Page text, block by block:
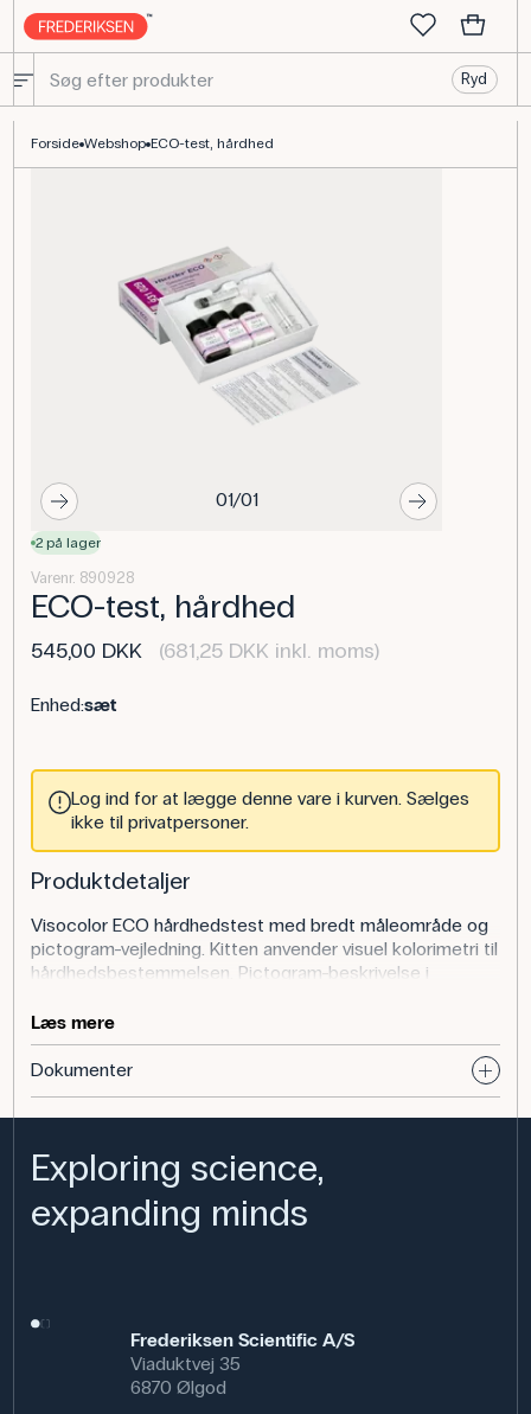
Ryd
Forside Webshop ECO-test, hårdhed
01/01
2 på lager
Varenr. 890928
ECO-test, hårdhed
545,00 DKK (681,25 DKK inkl. moms)
Enhed:sæt
Log ind for at lægge denne vare i kurven. Sælges
ikke til privatpersoner.
Produktdetaljer
Visocolor ECO hårdhedstest med bredt måleområde og
pictogram-vejledning. Kitten anvender visuel kolorimetri til
hårdhedsbestemmelsen. Pictogram-beskrivelse i
nem at udføre.
Kittet er egnet til drikkevand, procesvand og feltbrug og
I naturfag og geografi kan elever sammenligne lokal
vandhårdhed og diskutere konsekvenser af vandets
hårdhed for husholdningsapparater og industri.
Læs mere
Dokumenter
Exploring science,
expanding minds
Frederiksen Scientific A/S
Viaduktvej 35
6870 Ølgod